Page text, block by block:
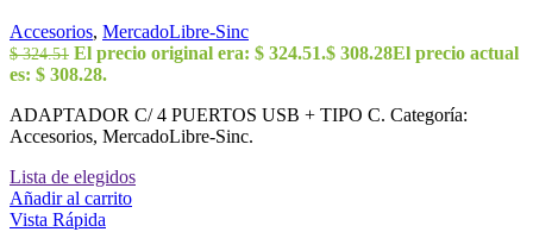
Accesorios, MercadoLibre-Sinc
$324.51 El precio original era: $ 324.51.$ 308.28El precio actual
es: $ 308.28.
ADAPTADOR C/ 4 PUERTOS USB + TIPO C. Categoría:
Accesorios, MercadoLibre-Sinc.
Lista de elegidos
Añadir al carrito
Vista Rápida